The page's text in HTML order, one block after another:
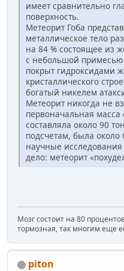
имеет сравнительно
поверхность.
Метеорит Гоба
металлическое тело
на 84 % состоящее из
с небольшой примесью
покрыт гидроксидами
кристаллического
богатый никелем
Метеорит никогда не
первоначальная
составляла около 90
подсчетам, была около
научные
дело: метеорит
Мозг состоит на 80
тормозная, так многим еще
piton